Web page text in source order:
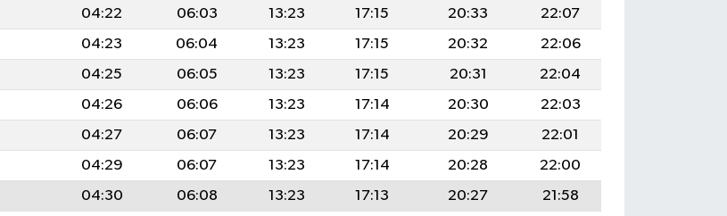
04:22 06:03 13:23 17:15 20:33
22:07
04:23 06:04 13:23 17:15 20:32
22:06
04:25 06:05 13:23 17:15 20:31
22:04
04:26 06:06 13:23 17:14 20:30
22:03
04:27 06:07 13:23 17:14 20:29
22:01
04:29 06:07 13:23 17:14 20:28
22:00
04:30 06:08 13:23 17:13 20:27
21:58